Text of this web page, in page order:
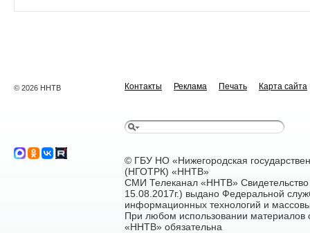
© 2026 ННТВ Контакты Реклама Печать Карта сайта
© ГБУ НО «Нижегородская
(НГОТРК) «ННТВ»
СМИ Телеканал «ННТВ»
15.08.2017г.) выдано Федеральной
информационных технологий и
При любом использовании материалов
«ННТВ» обязательна